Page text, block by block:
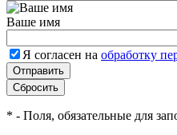
Ваше имя
Я согласен на обработку
* - Поля, обязательные для